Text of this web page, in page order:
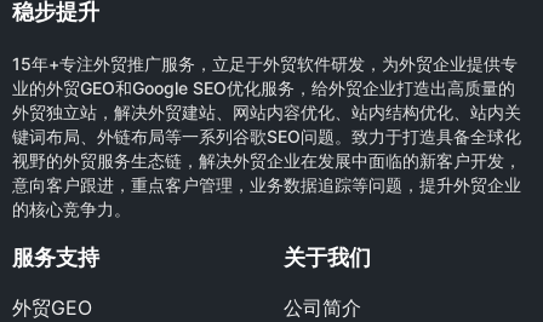
稳步提升
15年+专注外贸推广服务，立足于外贸软件研发，为外贸企业提供专
业的外贸GEO和Google SEO优化服务，给外贸企业打造出高质量的
外贸独立站，解决外贸建站、网站内容优化、站内结构优化、站内关
键词布局、外链布局等一系列谷歌SEO问题。致力于打造具备全球化
视野的外贸服务生态链，解决外贸企业在发展中面临的新客户开发，
意向客户跟进，重点客户管理，业务数据追踪等问题，提升外贸企业
的核心竞争力。
服务支持
外贸GEO
关于我们
公司简介